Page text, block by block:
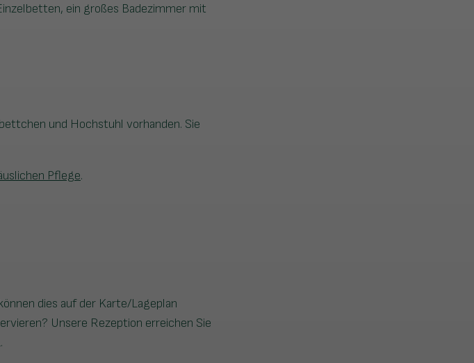
ein großes Badezimmer mit
und Hochstuhl vorhanden. Sie
Pflege.
dies auf der Karte/Lageplan
Unsere Rezeption erreichen Sie